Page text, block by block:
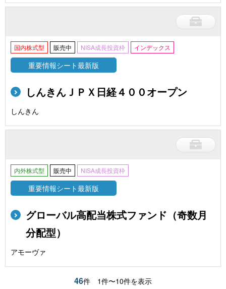
国内株式型 販売中 NISA成長投資枠 インデックス
重要情報シート最新版
しんきんＪＰＸ日経４００オープン
しんきん
内外株式型 販売中 NISA成長投資枠
重要情報シート最新版
グローバル高配当株式ファンド（奇数月
分配型）
アモーヴァ
46件 1件〜10件を表示